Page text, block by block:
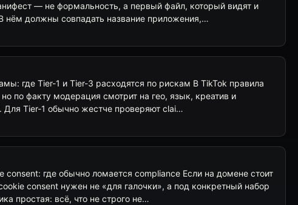
— не формальность, а первый файл, который видят и
нём должны совпадать название приложения,…
где Tier-1 и Tier-3 расходятся по рискам В TikTok правила
по факту модерация смотрит на гео, язык, креатив и
Для Tier-1 обычно жестче проверяют clai…
consent: где обычно ломается compliance Если на домене стоит
consent нужен не «для галочки», а под конкретный набор
простая: всё, что не строго не…